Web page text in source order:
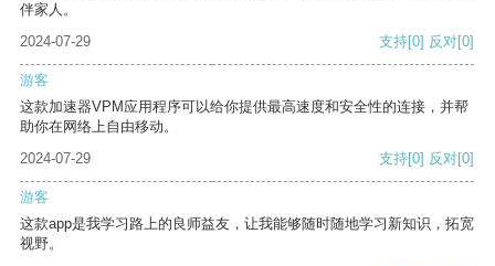
伴家人。
2024-07-29
支持[0] 反对[0]
游客
这款加速器VPM应用程序可以给你提供最高速度和安全性的连接，并帮
助你在网络上自由移动。
2024-07-29
支持[0] 反对[0]
游客
这款app是我学习路上的良师益友，让我能够随时随地学习新知识，拓宽
视野。